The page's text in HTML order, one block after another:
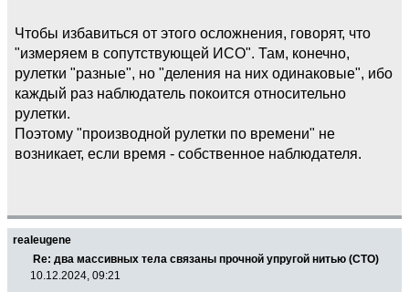
Чтобы избавиться от этого осложнения, говорят, что
"измеряем в сопутствующей ИСО". Там, конечно,
рулетки "разные", но "деления на них одинаковые", ибо
каждый раз наблюдатель покоится относительно
рулетки.
Поэтому "производной рулетки по времени" не
возникает, если время - собственное наблюдателя.
realeugene
Re: два массивных тела связаны прочной упругой нитью (СТО)
10.12.2024, 09:21